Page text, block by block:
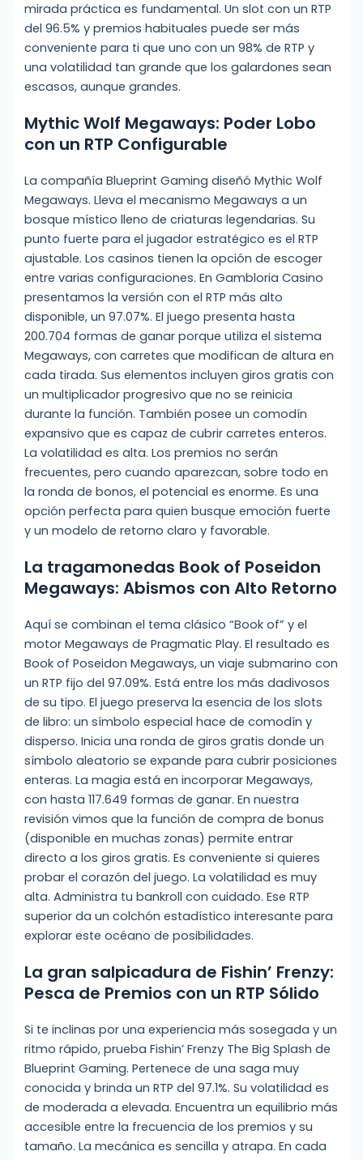
mirada práctica es fundamental. Un slot con un RTP
del 96.5% y premios habituales puede ser más
conveniente para ti que uno con un 98% de RTP y
una volatilidad tan grande que los galardones sean
escasos, aunque grandes.
Mythic Wolf Megaways: Poder Lobo
con un RTP Configurable
La compañía Blueprint Gaming diseñó Mythic Wolf
Megaways. Lleva el mecanismo Megaways a un
bosque místico lleno de criaturas legendarias. Su
punto fuerte para el jugador estratégico es el RTP
ajustable. Los casinos tienen la opción de escoger
entre varias configuraciones. En Gambloria Casino
presentamos la versión con el RTP más alto
disponible, un 97.07%. El juego presenta hasta
200.704 formas de ganar porque utiliza el sistema
Megaways, con carretes que modifican de altura en
cada tirada. Sus elementos incluyen giros gratis con
un multiplicador progresivo que no se reinicia
durante la función. También posee un comodín
expansivo que es capaz de cubrir carretes enteros.
La volatilidad es alta. Los premios no serán
frecuentes, pero cuando aparezcan, sobre todo en
la ronda de bonos, el potencial es enorme. Es una
opción perfecta para quien busque emoción fuerte
y un modelo de retorno claro y favorable.
La tragamonedas Book of Poseidon
Megaways: Abismos con Alto Retorno
Aquí se combinan el tema clásico “Book of” y el
motor Megaways de Pragmatic Play. El resultado es
Book of Poseidon Megaways, un viaje submarino con
un RTP fijo del 97.09%. Está entre los más dadivosos
de su tipo. El juego preserva la esencia de los slots
de libro: un símbolo especial hace de comodín y
disperso. Inicia una ronda de giros gratis donde un
símbolo aleatorio se expande para cubrir posiciones
enteras. La magia está en incorporar Megaways,
con hasta 117.649 formas de ganar. En nuestra
revisión vimos que la función de compra de bonus
(disponible en muchas zonas) permite entrar
directo a los giros gratis. Es conveniente si quieres
probar el corazón del juego. La volatilidad es muy
alta. Administra tu bankroll con cuidado. Ese RTP
superior da un colchón estadístico interesante para
explorar este océano de posibilidades.
La gran salpicadura de Fishin’ Frenzy:
Pesca de Premios con un RTP Sólido
Si te inclinas por una experiencia más sosegada y un
ritmo rápido, prueba Fishin’ Frenzy The Big Splash de
Blueprint Gaming. Pertenece de una saga muy
conocida y brinda un RTP del 97.1%. Su volatilidad es
de moderada a elevada. Encuentra un equilibrio más
accesible entre la frecuencia de los premios y su
tamaño. La mecánica es sencilla y atrapa. En cada